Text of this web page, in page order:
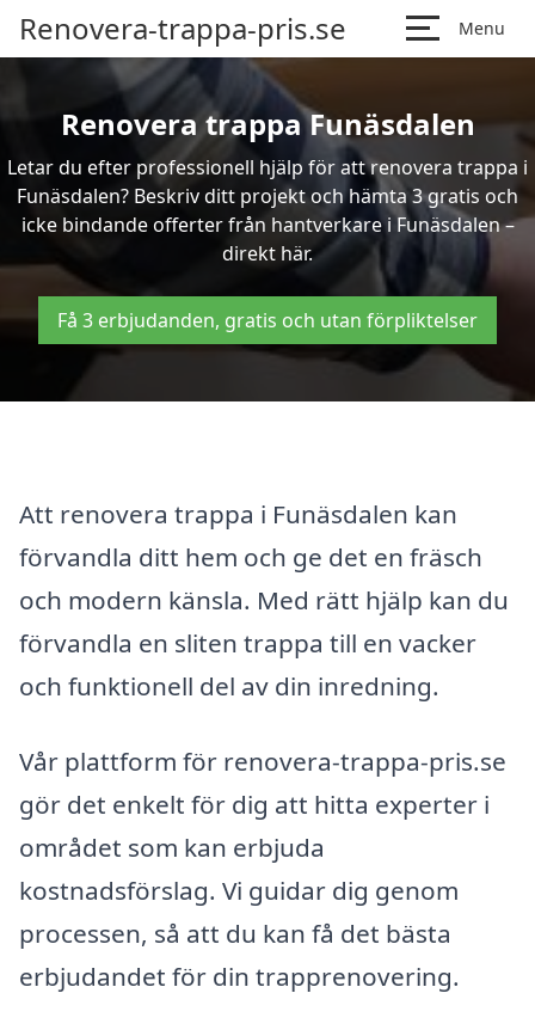
Renovera-trappa-pris.se Menu
Renovera trappa Funäsdalen
Letar du efter professionell hjälp för att renovera trappa i
Funäsdalen? Beskriv ditt projekt och hämta 3 gratis och
icke bindande offerter från hantverkare i Funäsdalen –
direkt här.
Få 3 erbjudanden, gratis och utan förpliktelser
Att renovera trappa i Funäsdalen kan
förvandla ditt hem och ge det en fräsch
och modern känsla. Med rätt hjälp kan du
förvandla en sliten trappa till en vacker
och funktionell del av din inredning.
Vår plattform för renovera-trappa-pris.se
gör det enkelt för dig att hitta experter i
området som kan erbjuda
kostnadsförslag. Vi guidar dig genom
processen, så att du kan få det bästa
erbjudandet för din trapprenovering.